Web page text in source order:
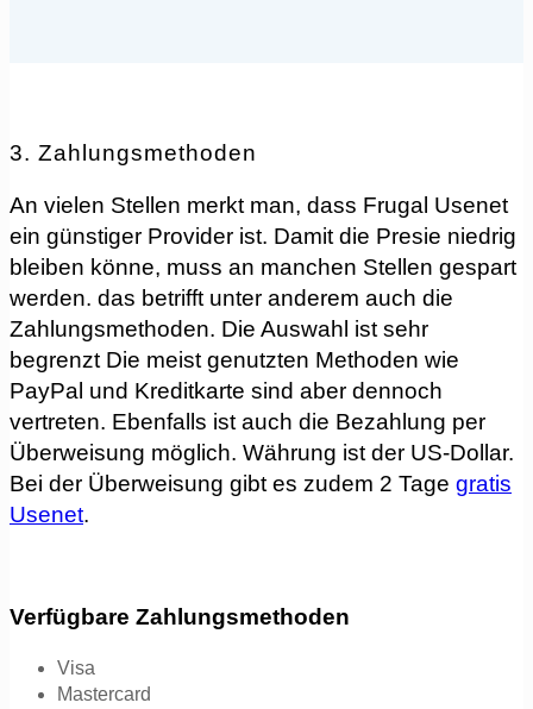
3. Zahlungsmethoden
An vielen Stellen merkt man, dass Frugal Usenet
ein günstiger Provider ist. Damit die Presie niedrig
bleiben könne, muss an manchen Stellen gespart
werden. das betrifft unter anderem auch die
Zahlungsmethoden. Die Auswahl ist sehr
begrenzt Die meist genutzten Methoden wie
PayPal und Kreditkarte sind aber dennoch
vertreten. Ebenfalls ist auch die Bezahlung per
Überweisung möglich. Währung ist der US-Dollar.
Bei der Überweisung gibt es zudem 2 Tage gratis
Usenet.
Verfügbare Zahlungsmethoden
Visa
Mastercard